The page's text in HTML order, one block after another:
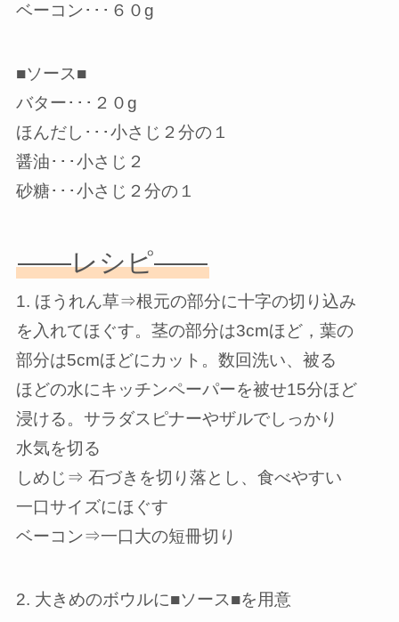
ベーコン･･･６０g
■ソース■
バター･･･２０g
ほんだし･･･小さじ２分の１
醤油･･･小さじ２
砂糖･･･小さじ２分の１
——レシピ——
1. ほうれん草⇒根元の部分に十字の切り込み
を入れてほぐす。茎の部分は3cmほど，葉の
部分は5cmほどにカット。数回洗い、被る
ほどの水にキッチンペーパーを被せ15分ほど
浸ける。サラダスピナーやザルでしっかり
水気を切る
しめじ⇒ 石づきを切り落とし、食べやすい
一口サイズにほぐす
ベーコン⇒一口大の短冊切り
2. 大きめのボウルに■ソース■を用意